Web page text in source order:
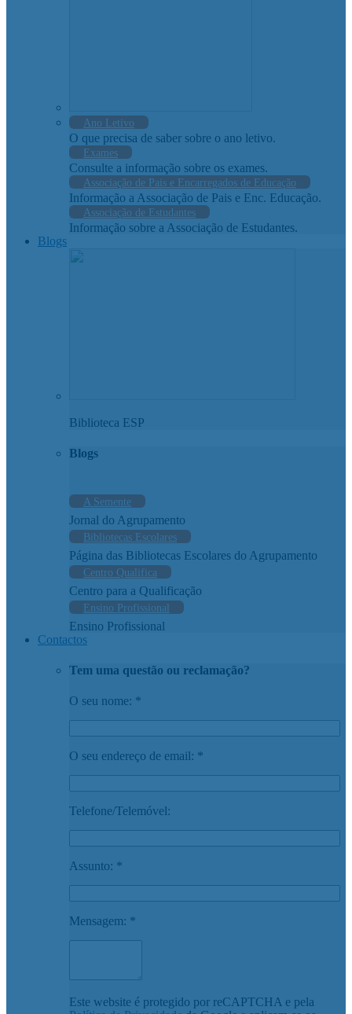
Ano Letivo
O que precisa de saber sobre o ano letivo.
Exames
Consulte a informação sobre os exames.
Associação de Pais e Encarregados de Educação
Informação a Associação de Pais e Enc. Educação.
Associação de Estudantes
Informação sobre a Associação de Estudantes.
Blogs
Biblioteca ESP
Blogs
A Semente
Jornal do Agrupamento
Bibliotecas Escolares
Página das Bibliotecas Escolares do Agrupamento
Centro Qualifica
Centro para a Qualificação
Ensino Profissional
Ensino Profissional
Contactos
Tem uma questão ou reclamação?
O seu nome: *
O seu endereço de email: *
Telefone/Telemóvel:
Assunto: *
Mensagem: *
Este website é protegido por reCAPTCHA e pela